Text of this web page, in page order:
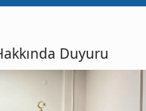
Duyuru